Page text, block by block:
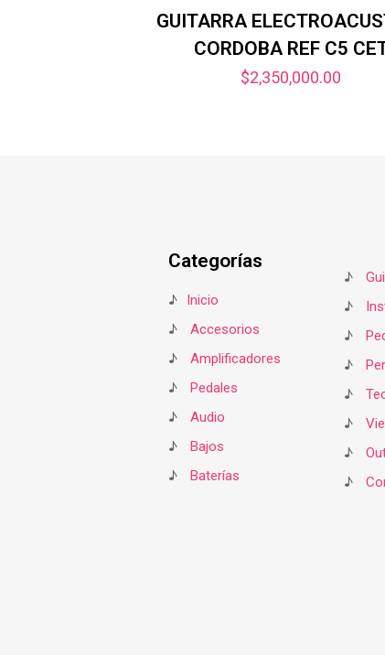
GUITARRA
CORDOBA REF C5
$2,350,000.00
Categorías
♪
Inicio
♪
Accesorios
♪
Amplificadores
♪
Pedales
♪
Audio
♪
Bajos
♪
Baterías
♪
♪
♪
♪
♪
♪
♪
♪